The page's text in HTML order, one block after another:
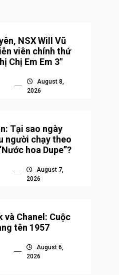
NSX Will Vũ
viên chính thứ
Chị Em Em 3″
August 8,
2026
Tại sao ngày
người chạy theo
hoa Dupe”?
August 7,
2026
và Chanel: Cuộc
tên 1957
August 6,
2026